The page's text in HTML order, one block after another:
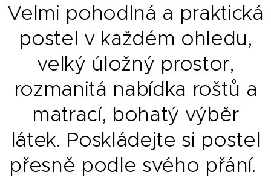
Velmi pohodlná a praktická
postel v každém ohledu,
velký úložný prostor,
rozmanitá nabídka roštů a
matrací, bohatý výběr
látek. Poskládejte si postel
přesně podle svého přání.